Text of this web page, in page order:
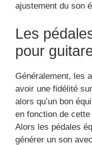
ajustement du son
Les
pour
Généralement, les
avoir une fidélité
alors qu’un bon
en fonction de
Alors les pédales
générer un son